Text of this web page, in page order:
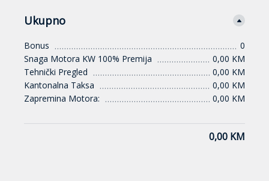
Ukupno
Bonus
0
Snaga Motora KW 100% Premija
0,00 KM
Tehnički Pregled
0,00 KM
Kantonalna Taksa
0,00 KM
Zapremina Motora:
0,00 KM
0,00 KM